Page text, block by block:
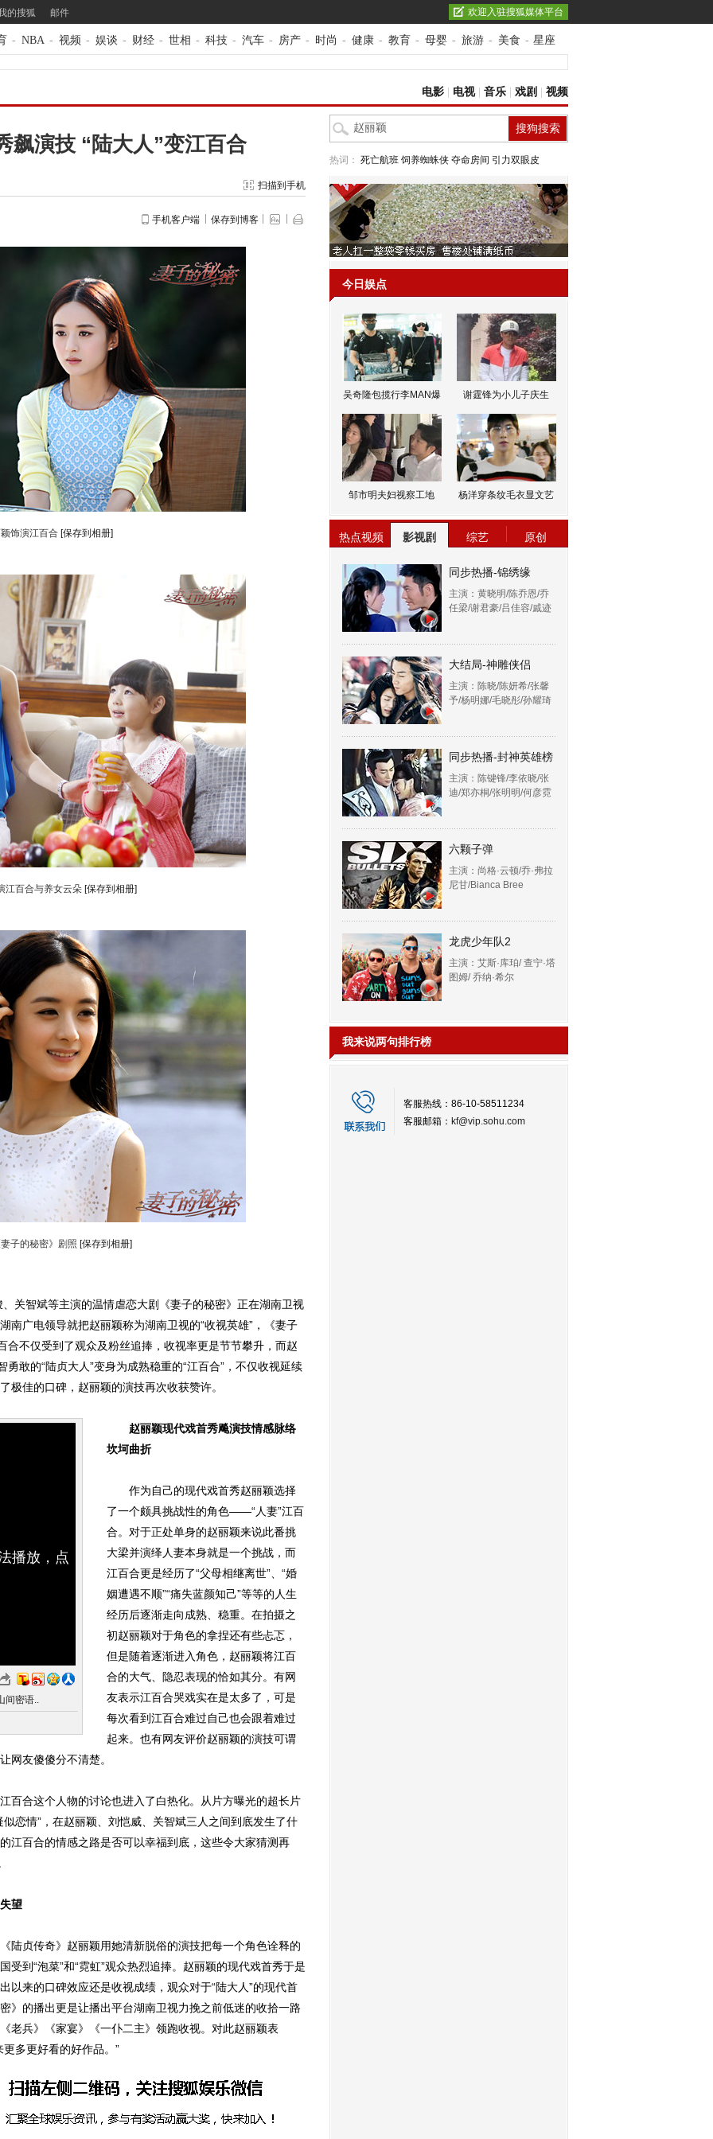
的搜狐 邮件 欢迎入驻搜狐媒体平台
- NBA - 视频 - 娱谈 - 财经 - 世相 - 科技 - 汽车 - 房产 - 时尚 - 健康 - 教育 - 母婴 - 旅游 - 美食 - 星座
电影 电视| 音乐 戏剧 视频
飙演技 “陆大人”变江百合
扫描到手机
手机客户端 保存到博客
饰演江百合 [保存到相册]
江百合与养女云朵 [保存到相册]
子的秘密》剧照 [保存到相册]
、关智斌等主演的温情虐恋大剧《妻子的秘密》正在湖南卫视
南广电领导就把赵丽颖称为湖南卫视的“收视英雄”，《妻子
合不仅受到了观众及粉丝追捧，收视率更是节节攀升，而赵
敢的“陆贞大人”变身为成熟稳重的“江百合”，不仅收视延续
极佳的口碑，赵丽颖的演技再次收获赞许。
播放，点
间密语..
赵丽颖现代戏首秀飚演技情感脉络
坎坷曲折
作为自己的现代戏首秀赵丽颖选择
了一个颇具挑战性的角色——“人妻”江百
合。对于正处单身的赵丽颖来说此番挑
大梁并演绎人妻本身就是一个挑战，而
江百合更是经历了“父母相继离世”、“婚
姻遭遇不顺”“痛失蓝颜知己”等等的人生
经历后逐渐走向成熟、稳重。在拍摄之
初赵丽颖对于角色的拿捏还有些忐忑，
但是随着逐渐进入角色，赵丽颖将江百
合的大气、隐忍表现的恰如其分。有网
友表示江百合哭戏实在是太多了，可是
每次看到江百合难过自己也会跟着难过
起来。也有网友评价赵丽颖的演技可谓
网友傻傻分不清楚。
合这个人物的讨论也进入了白热化。从片方曝光的超长片
恋情”，在赵丽颖、刘恺威、关智斌三人之间到底发生了什
江百合的情感之路是否可以幸福到底，这些令大家猜测再
望
贞传奇》赵丽颖用她清新脱俗的演技把每一个角色诠释的
到“泡菜”和“霓虹”观众热烈追捧。赵丽颖的现代戏首秀于是
以来的口碑效应还是收视成绩，观众对于“陆大人”的现代首
》的播出更是让播出平台湖南卫视力挽之前低迷的收拾一路
老兵》《家宴》《一仆二主》领跑收视。对此赵丽颖表
多更好看的好作品。”
热词： 死亡航班 饲养蜘蛛侠 夺命房间 引力双眼皮
今日娱点
吴奇隆包揽行李MAN爆 谢霆锋为小儿子庆生
邹市明夫妇视察工地 杨洋穿条纹毛衣显文艺
热点视频 影视剧 综艺 原创
同步热播-锦绣缘
主演：黄晓明/陈乔恩/乔
任梁/谢君豪/吕佳容/戚迹
大结局-神雕侠侣
主演：陈晓/陈妍希/张馨
予/杨明娜/毛晓彤/孙耀琦
同步热播-封神英雄榜
主演：陈键锋/李依晓/张
迪/郑亦桐/张明明/何彦霓
六颗子弹
主演：尚格·云顿/乔·弗拉
尼甘/Bianca Bree
龙虎少年队2
主演：艾斯·库珀/ 查宁·塔
图姆/ 乔纳·希尔
我来说两句排行榜
客服热线：86-10-58511234
客服邮箱： kf@vip.sohu.com